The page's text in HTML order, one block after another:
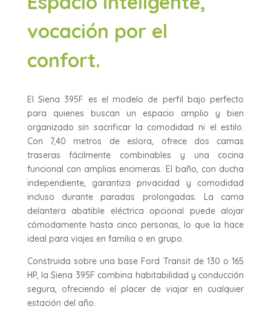
vocación por el
confort.
El Siena 395F es el modelo de perfil bajo perfecto
para quienes buscan un espacio amplio y bien
organizado sin sacrificar la comodidad ni el estilo.
Con 7,40 metros de eslora, ofrece dos camas
traseras fácilmente combinables y una cocina
funcional con amplias encimeras. El baño, con ducha
independiente, garantiza privacidad y comodidad
incluso durante paradas prolongadas. La cama
delantera abatible eléctrica opcional puede alojar
cómodamente hasta cinco personas, lo que la hace
ideal para viajes en familia o en grupo.
Construida sobre una base Ford Transit de 130 o 165
HP, la Siena 395F combina habitabilidad y conducción
segura, ofreciendo el placer de viajar en cualquier
estación del año.